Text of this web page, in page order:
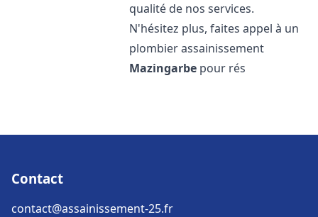
qualité de nos services.
N'hésitez plus, faites appel à un
plombier assainissement
Mazingarbe pour rés
Contact
contact@assainissement-25.fr